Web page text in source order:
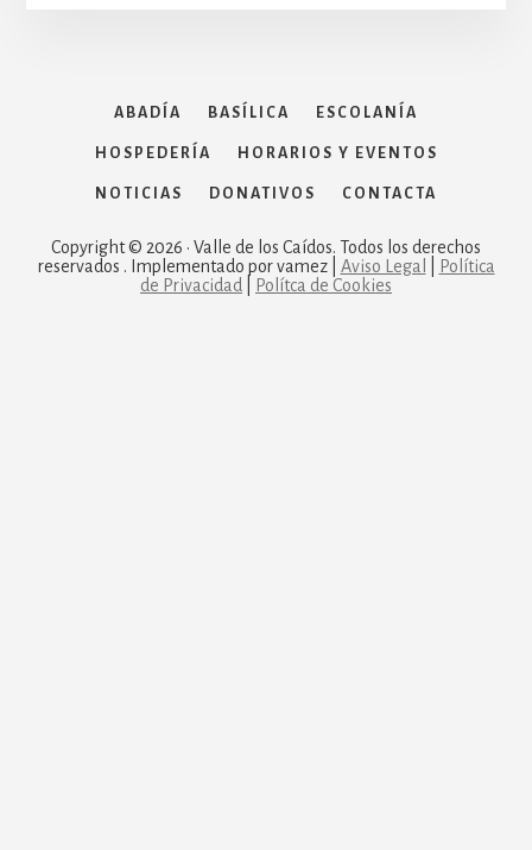
ABADÍA BASÍLICA ESCOLANÍA
HOSPEDERÍA HORARIOS Y EVENTOS
NOTICIAS DONATIVOS CONTACTA
Copyright © 2026 · Valle de los Caídos. Todos los derechos
reservados . Implementado por vamez | Aviso Legal
Política
de Privacidad
Polítca de Cookies